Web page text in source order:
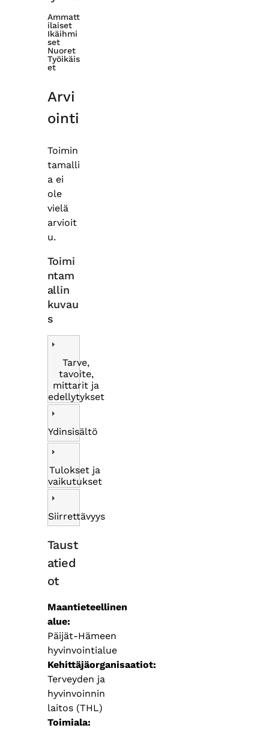
Ammatt
ilaiset
Ikäihmi
set
Nuoret
Työikäis
et
Arvi
ointi
Toimin
tamalli
a ei
ole
vielä
arvioit
u.
Toimi
ntam
allin
kuvau
s
Tarve,
tavoite,
mittarit ja
edellytykset
Ydinsisältö
Tulokset ja
vaikutukset
Siirrettävyys
Taust
atied
ot
Maantieteellinen
alue
Päijät-Hämeen
hyvinvointialue
Kehittäjäorganisaatiot
Terveyden ja
hyvinvoinnin
laitos (THL)
Toimiala